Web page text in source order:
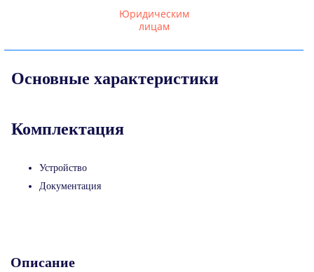
Юридическим
лицам
Основные характеристики
Комплектация
Устройство
Документация
Описание